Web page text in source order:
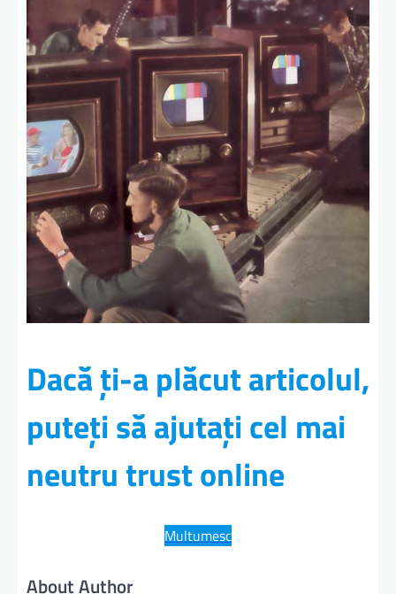
Dacă ți-a plăcut articolul,
puteți să ajutați cel mai
neutru trust online
Multumesc
About Author